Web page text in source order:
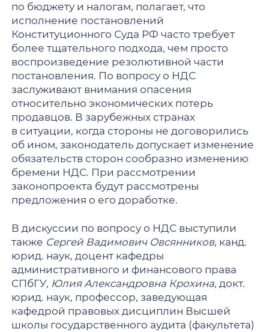
по бюджету и налогам, полагает, что
исполнение постановлений
Конституционного Суда РФ часто требует
более тщательного подхода, чем просто
воспроизведение резолютивной части
постановления. По вопросу о НДС
заслуживают внимания опасения
относительно экономических потерь
продавцов. В зарубежных странах
в ситуации, когда стороны не договорились
об ином, законодатель допускает изменение
обязательств сторон сообразно изменению
бремени НДС. При рассмотрении
законопроекта будут рассмотрены
предложения о его доработке.
В дискуссии по вопросу о НДС выступили
также Сергей Вадимович Овсянников, канд.
юрид. наук, доцент кафедры
административного и финансового права
СПбГУ, Юлия Александровна Крохина, докт.
юрид. наук, профессор, заведующая
кафедрой правовых дисциплин Высшей
школы государственного аудита (факультета)